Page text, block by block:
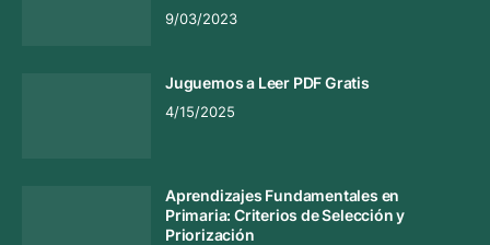
9/03/2023
Juguemos a Leer PDF Gratis
4/15/2025
Aprendizajes Fundamentales en
Primaria: Criterios de Selección y
Priorización